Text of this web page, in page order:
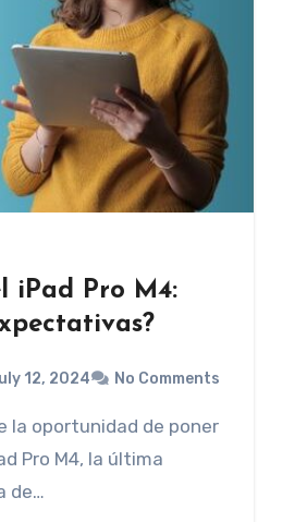
iPad Pro M4:
12, 2024 No Comments
Pro M4, la última
de…